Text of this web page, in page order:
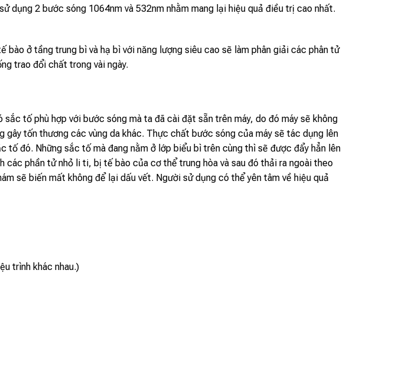
dụng 2 bước sóng 1064nm và 532nm nhằm mang lại hiệu quả điều trị cao nhất.
ở tầng trung bì và hạ bì với năng lượng siêu cao sẽ làm phân giải các phân tử
trao đổi chất trong vài ngày.
tố phù hợp với bước sóng mà ta đã cài đặt sẵn trên máy, do đó máy sẽ không
gây tốn thương các vùng da khác. Thực chất bước sóng của máy sẽ tác dụng lên
tố đó. Những sắc tố mà đang nằm ở lớp biểu bì trên cùng thì sẽ được đẩy hẳn lên
phần tử nhỏ li ti, bị tế bào của cơ thể trung hòa và sau đó thải ra ngoài theo
sẽ biến mất không để lại dấu vết. Người sử dụng có thể yên tâm về hiệu quả
trình khác nhau.)